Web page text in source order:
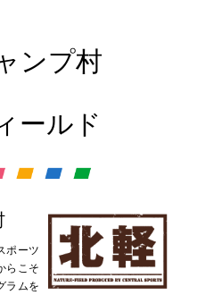
ンプ村
ールド
ポーツ
らこそ
ラムを